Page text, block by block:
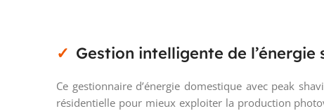
Gestion intelligente de
Ce gestionnaire d’énergie domestique avec peak
résidentielle pour mieux exploiter la production